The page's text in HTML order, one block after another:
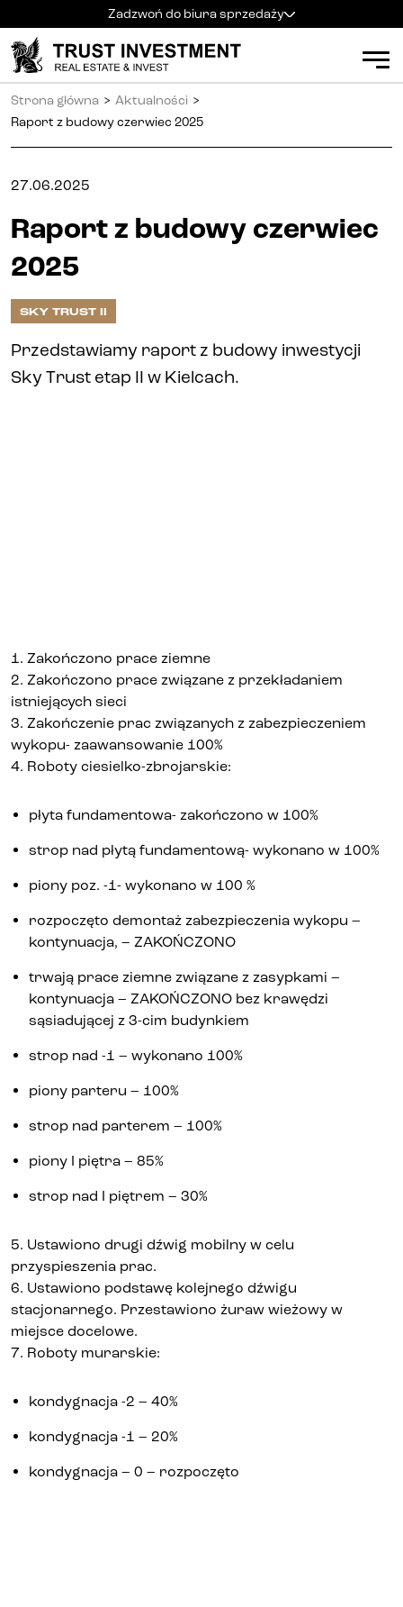
Zadzwoń do biura sprzedaży
Kielce +48 600 900 500
Biuro sprzedaży
sb:9:00 - 14:00
Katowice +48 600 700 713
Częstochowa
Mieszkania
Katowice
Apartamenty inwestycyjne (PRS)
Udogodnienia
Aktualności
Kariera
Strona główna > Aktualności >
Raport z budowy czerwiec 2025
27.06.2025
Raport z budowy czerwiec
2025
SKY TRUST II
Przedstawiamy raport z budowy inwestycji
Sky Trust etap II w Kielcach.
1. Zakończono prace ziemne
2. Zakończono prace związane z przekładaniem
istniejących sieci
3. Zakończenie prac związanych z zabezpieczeniem
wykopu- zaawansowanie 100%
4. Roboty ciesielko-zbrojarskie:
płyta fundamentowa- zakończono w 100%
strop nad płytą fundamentową- wykonano w 100%
piony poz. -1- wykonano w 100 %
rozpoczęto demontaż zabezpieczenia wykopu –
kontynuacja, – ZAKOŃCZONO
trwają prace ziemne związane z zasypkami –
kontynuacja – ZAKOŃCZONO bez krawędzi
sąsiadującej z 3-cim budynkiem
strop nad -1 – wykonano 100%
piony parteru – 100%
strop nad parterem – 100%
piony I piętra – 85%
strop nad I piętrem – 30%
5. Ustawiono drugi dźwig mobilny w celu
przyspieszenia prac.
6. Ustawiono podstawę kolejnego dźwigu
stacjonarnego. Przestawiono żuraw wieżowy w
miejsce docelowe.
7. Roboty murarskie:
kondygnacja -2 – 40%
kondygnacja -1 – 20%
kondygnacja – 0 – rozpoczęto